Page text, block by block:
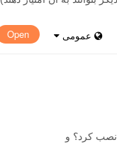
Open عمومی
سلام آیا روی دوربین Nikon D3400 که فرمت DX هست میشه لنز FX نصب کرد؟ و